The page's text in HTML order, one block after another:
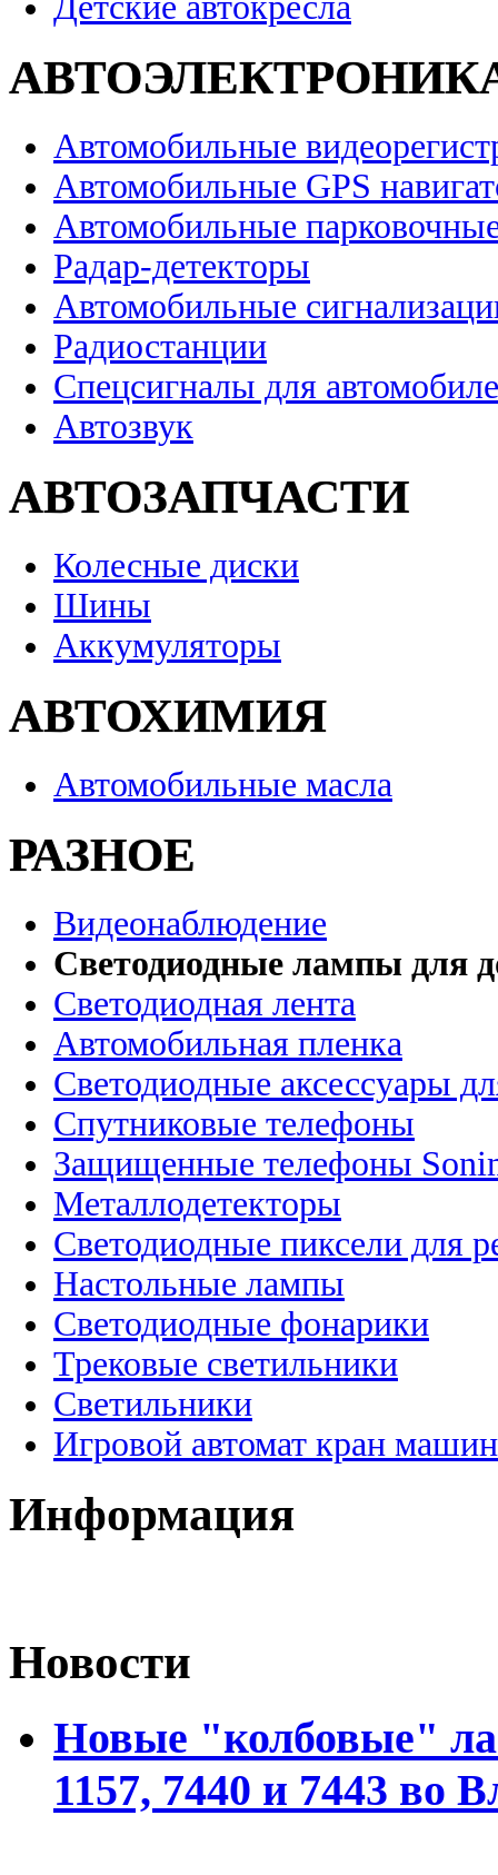
Автомобильные
Автомобильные GPS
Автомобильные
Радар-детекторы
Автомобильные
Радиостанции
Спецсигналы для
Автозвук
АВТОЗАПЧАСТИ
Колесные диски
Шины
Аккумуляторы
АВТОХИМИЯ
Автомобильные масла
РАЗНОЕ
Видеонаблюдение
Светодиодные лампы для
Светодиодная лента
Автомобильная пленка
Светодиодные аксессуары
Спутниковые телефоны
Защищенные телефоны
Металлодетекторы
Светодиодные пиксели для
Настольные лампы
Светодиодные фонарики
Трековые светильники
Светильники
Игровой автомат кран
Информация
Новости
Новые "колбовые"
1157, 7440 и 7443 во